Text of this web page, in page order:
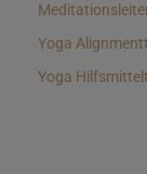
Yoga
Yoga